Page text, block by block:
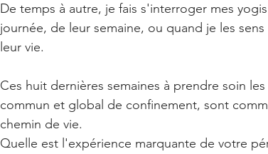
De temps à autre, je fais s'interroger mes
journée, de leur semaine, ou quand je les
leur vie.
Ces huit dernières semaines à prendre soin
commun et global de confinement, sont
chemin de vie.
Quelle est l'expérience marquante de votre